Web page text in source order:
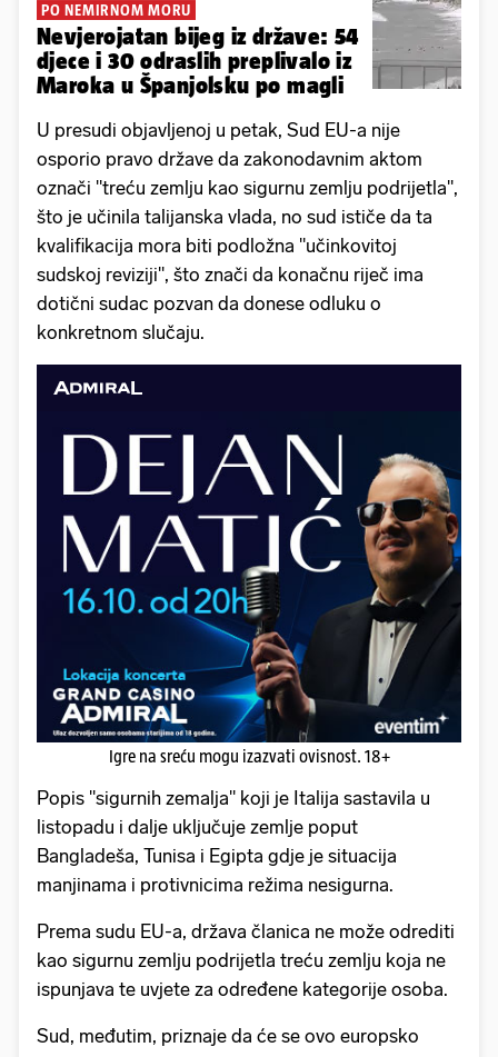
PO NEMIRNOM MORU
Nevjerojatan bijeg iz države: 54
djece i 30 odraslih preplivalo iz
Maroka u Španjolsku po magli
U presudi objavljenoj u petak, Sud EU-a nije
osporio pravo države da zakonodavnim aktom
označi "treću zemlju kao sigurnu zemlju podrijetla",
što je učinila talijanska vlada, no sud ističe da ta
kvalifikacija mora biti podložna "učinkovitoj
sudskoj reviziji", što znači da konačnu riječ ima
dotični sudac pozvan da donese odluku o
konkretnom slučaju.
Igre na sreću mogu izazvati ovisnost. 18+
Popis "sigurnih zemalja" koji je Italija sastavila u
listopadu i dalje uključuje zemlje poput
Bangladeša, Tunisa i Egipta gdje je situacija
manjinama i protivnicima režima nesigurna.
Prema sudu EU-a, država članica ne može odrediti
kao sigurnu zemlju podrijetla treću zemlju koja ne
ispunjava te uvjete za određene kategorije osoba.
Sud, međutim, priznaje da će se ovo europsko